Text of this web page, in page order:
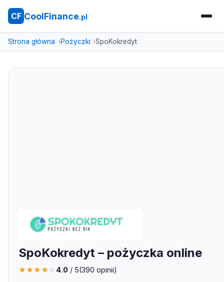
CF CoolFinance.pl
Strona główna Pożyczki SpoKokredyt
SpoKokredyt – pożyczka online
★★★★☆4.0 / 5(390 opinii)